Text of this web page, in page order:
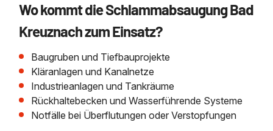
Wo kommt die Schlammabsaugung Bad
Kreuznach zum Einsatz?
Baugruben und Tiefbauprojekte
Kläranlagen und Kanalnetze
Industrieanlagen und Tankräume
Rückhaltebecken und Wasserführende Systeme
Notfälle bei Überflutungen oder Verstopfungen